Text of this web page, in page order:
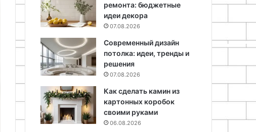
ремонта: бюджетные
идеи декора
07.08.2026
Современный дизайн
потолка: идеи, тренды и
решения
07.08.2026
Как сделать камин из
картонных коробок
своими руками
06.08.2026